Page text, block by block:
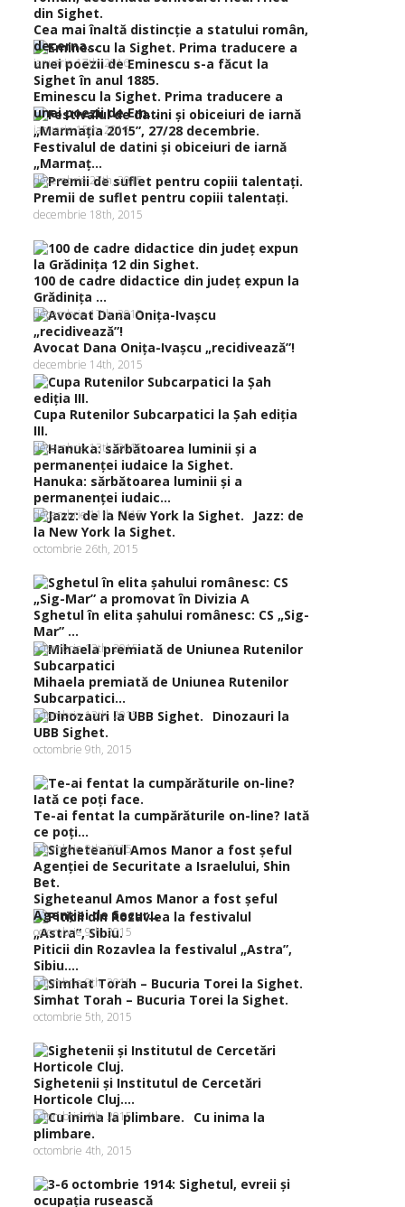
Cea mai înaltă distincţie a statului român,
decerna...
ianuarie 17th, 2016
Eminescu la Sighet. Prima traducere a
unei poezii de Em...
ianuarie 15th, 2016
Festivalul de datini şi obiceiuri de iarnă
„Marmaţ...
decembrie 27th, 2015
Premii de suflet pentru copiii talentaţi.
decembrie 18th, 2015
100 de cadre didactice din judeţ expun la
Grădiniţa ...
decembrie 17th, 2015
Avocat Dana Oniţa-Ivaşcu „recidivează”!
decembrie 14th, 2015
Cupa Rutenilor Subcarpatici la Şah ediţia
III.
decembrie 13th, 2015
Hanuka: sărbătoarea luminii şi a
permanenţei iudaic...
decembrie 11th, 2015
Jazz: de
la New York la Sighet.
octombrie 26th, 2015
Sghetul în elita şahului românesc: CS „Sig-
Mar” ...
octombrie 13th, 2015
Mihaela premiată de Uniunea Rutenilor
Subcarpatici...
octombrie 13th, 2015
Dinozauri la
UBB Sighet.
octombrie 9th, 2015
Te-ai fentat la cumpărăturile on-line? Iată
ce poţi...
octombrie 9th, 2015
Sigheteanul Amos Manor a fost şeful
Agenţiei de Secur...
octombrie 9th, 2015
Piticii din Rozavlea la festivalul „Astra”,
Sibiu....
octombrie 9th, 2015
Simhat Torah – Bucuria Torei la Sighet.
octombrie 5th, 2015
Sighetenii şi Institutul de Cercetări
Horticole Cluj....
octombrie 4th, 2015
Cu inima la
plimbare.
octombrie 4th, 2015